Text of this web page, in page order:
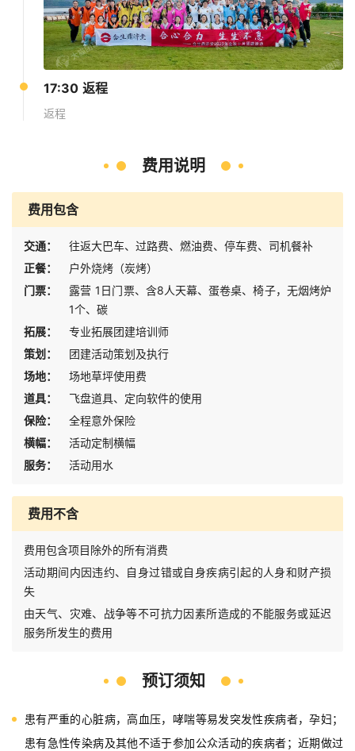
17:30 返程
返程
费用说明
费用包含
交通：
往返大巴车、过路费、燃油费、停车费、司机餐补
正餐：
户外烧烤（炭烤）
门票：
露营 1日门票、含8人天幕、蛋卷桌、椅子，无烟烤炉
1个、碳
拓展：
专业拓展团建培训师
策划：
团建活动策划及执行
场地：
场地草坪使用费
道具：
飞盘道具、定向软件的使用
保险：
全程意外保险
横幅：
活动定制横幅
服务：
活动用水
费用不含
费用包含项目除外的所有消费
活动期间内因违约、自身过错或自身疾病引起的人身和财产损
失
由天气、灾难、战争等不可抗力因素所造成的不能服务或延迟
服务所发生的费用
预订须知
患有严重的心脏病，高血压，哮喘等易发突发性疾病者，孕妇；
患有急性传染病及其他不适于参加公众活动的疾病者；近期做过